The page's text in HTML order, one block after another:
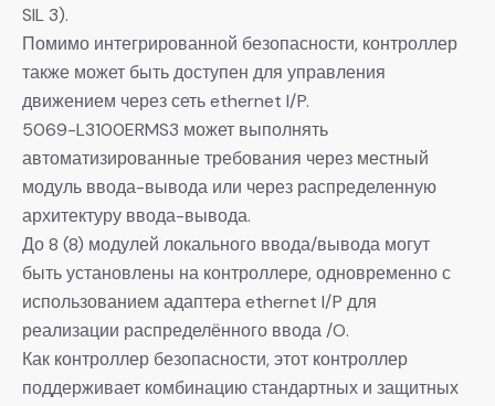
SIL 3).
Помимо интегрированной безопасности, контроллер
также может быть доступен для управления
движением через сеть ethernet I/P.
5069-L3100ERMS3 может выполнять
автоматизированные требования через местный
модуль ввода-вывода или через распределенную
архитектуру ввода-вывода.
До 8 (8) модулей локального ввода/вывода могут
быть установлены на контроллере, одновременно с
использованием адаптера ethernet I/P для
реализации распределённого ввода /O.
Как контроллер безопасности, этот контроллер
поддерживает комбинацию стандартных и защитных